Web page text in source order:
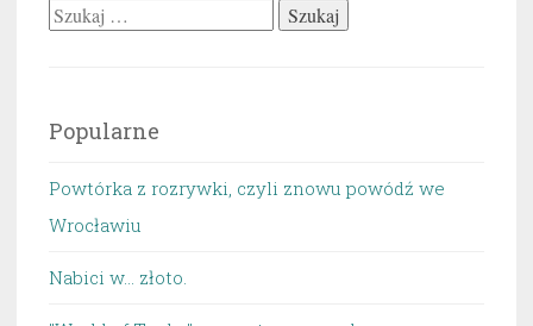
Szukaj:
Popularne
Powtórka z rozrywki, czyli znowu powódź we
Wrocławiu
Nabici w... złoto.